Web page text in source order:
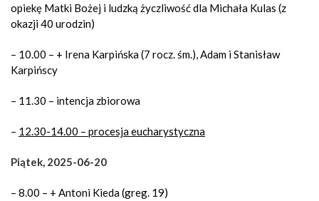
opiekę Matki Bożej i ludzką życzliwość dla Michała Kulas (z
okazji 40 urodzin)
– 10.00 – + Irena Karpińska (7 rocz. śm.), Adam i Stanisław
Karpińscy
– 11.30 – intencja zbiorowa
– 12.30-14.00 – procesja eucharystyczna
Piątek, 2025-06-20
– 8.00 – + Antoni Kieda (greg. 19)